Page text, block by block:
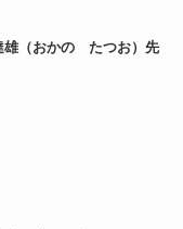
（おかの たつお）先